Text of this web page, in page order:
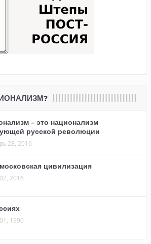
– это национализм
русской революции
28, 2016
цивилизация
2016
1990